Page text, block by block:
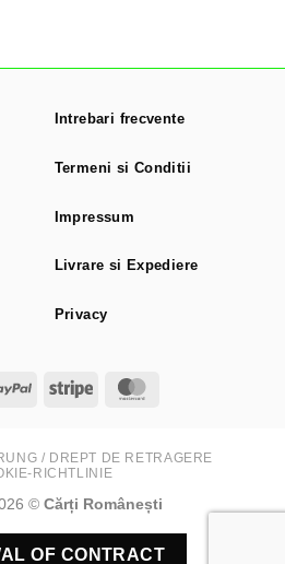
PayPal Stripe
Intrebari frecvente
Termeni si Conditii
Impressum
Livrare si Expediere
Privacy
/ DREPT DE RETRAGERE
RICHTLINIE
© Cărți Românești
OF CONTRACT